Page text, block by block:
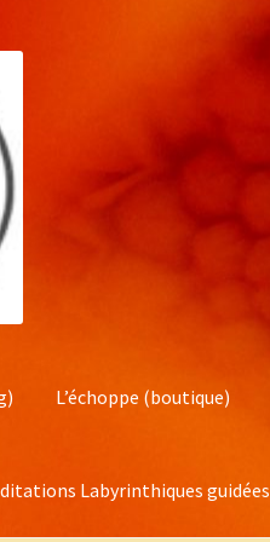
L’échoppe (boutique)
Labyrinthiques guidées